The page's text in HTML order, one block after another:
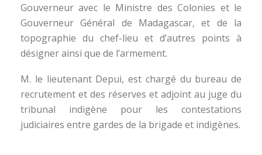
Gouverneur avec le Ministre des Colonies et le
Gouverneur Général de Madagascar, et de la
topographie du chef-lieu et d’autres points à
désigner ainsi que de l’armement.
M. le lieutenant Depui, est chargé du bureau de
recrutement et des réserves et adjoint au juge du
tribunal indigène pour les contestations
judiciaires entre gardes de la brigade et indigènes.